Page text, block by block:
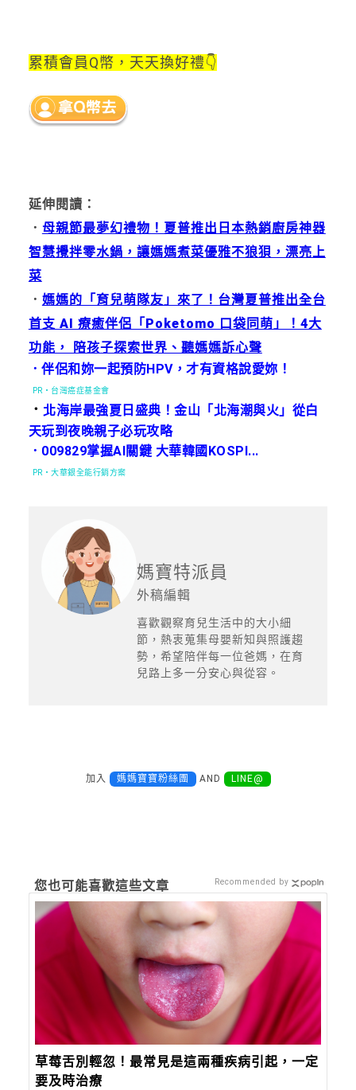
累積會員Q幣，天天換好禮👇
延伸閱讀：
． 母親節最夢幻禮物！夏普推出日本熱銷廚房神器
智慧攪拌零水鍋，讓媽媽煮菜優雅不狼狽，漂亮上
菜
． 媽媽的「育兒萌隊友」來了！台灣夏普推出全台
首支 AI 療癒伴侶「Poketomo 口袋同萌」！4大
功能， 陪孩子探索世界、聽媽媽訴心聲
．伴侶和妳一起預防HPV，才有資格說愛妳！
PR・台灣癌症基金會
．北海岸最強夏日盛典！金山「北海潮與火」從白
天玩到夜晚親子必玩攻略
．009829掌握AI關鍵 大華韓國KOSPI...
PR・大華銀全能行銷方案
媽寶特派員
外稿編輯
喜歡觀察育兒生活中的大小細
節，熱衷蒐集母嬰新知與照護趨
勢，希望陪伴每一位爸媽，在育
兒路上多一分安心與從容。
加入 媽媽寶寶粉絲團 AND LINE@
您也可能喜歡這些文章
草莓舌別輕忽！最常見是這兩種疾病引起，一定
要及時治療
Recommended by